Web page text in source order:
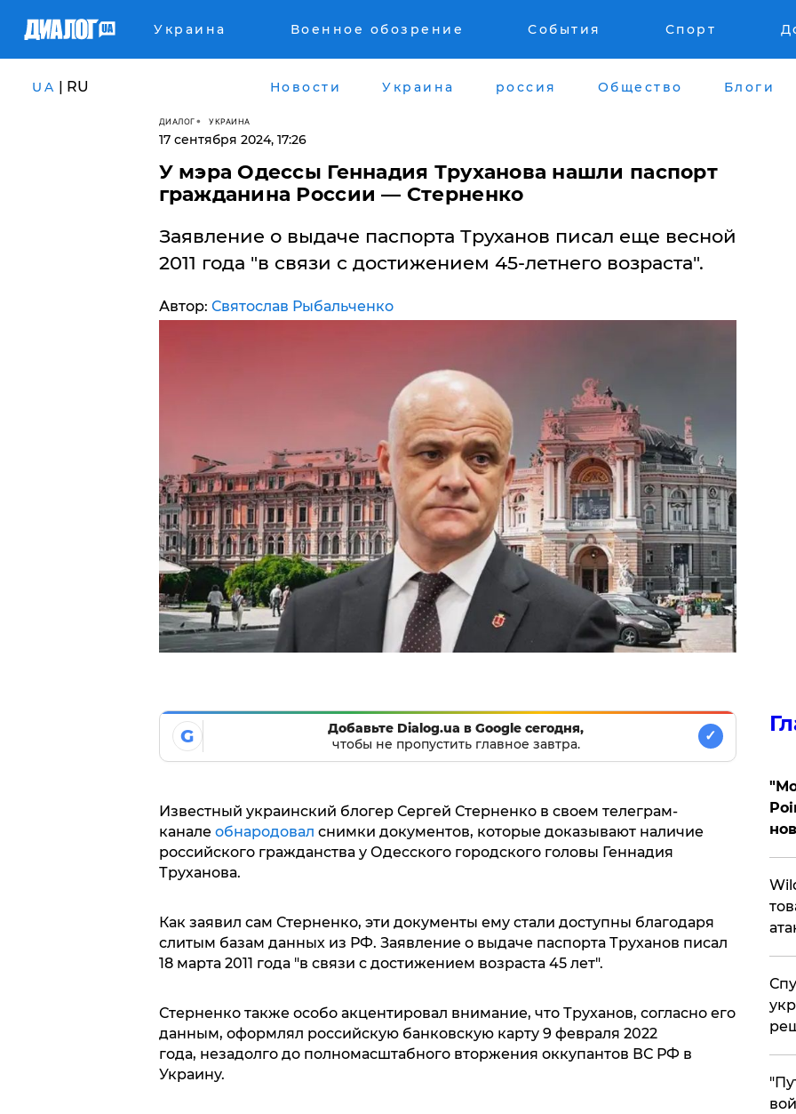
Украина Военное обозрение События Спорт
UA | RU Новости Украина россия Общество Блоги
ДИАЛОГ УКРАИНА
17 сентября 2024, 17:26
У мэра Одессы Геннадия Труханова нашли паспорт
гражданина России — Стерненко
Заявление о выдаче паспорта Труханов писал еще весной
2011 года "в связи с достижением 45-летнего возраста".
Автор: Святослав Рыбальченко
G
Добавьте Dialog.ua в Google сегодня,
чтобы не пропустить главное завтра.
✓
Известный украинский блогер Сергей Стерненко в своем телеграм-
канале обнародовал снимки документов, которые доказывают наличие
российского гражданства у Одесского городского головы Геннадия
Труханова.
Как заявил сам Стерненко, эти документы ему стали доступны благодаря
слитым базам данных из РФ. Заявление о выдаче паспорта Труханов писал
18 марта 2011 года "в связи с достижением возраста 45 лет".
Стерненко также особо акцентировал внимание, что Труханов, согласно его
данным, оформлял российскую банковскую карту 9 февраля 2022
года, незадолго до полномасштабного вторжения оккупантов ВС РФ в
Украину.